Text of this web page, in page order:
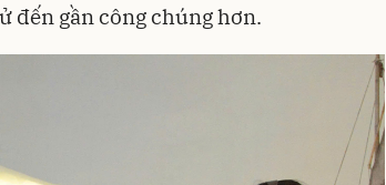
đến gần công chúng hơn.